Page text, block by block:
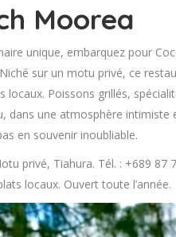
Moorea
unique, embarquez pour
sur un motu privé, ce
locaux. Poissons grillés,
dans une atmosphère
en souvenir inoubliable.
privé, Tiahura. Tél. : +689 87
locaux. Ouvert toute l’année.